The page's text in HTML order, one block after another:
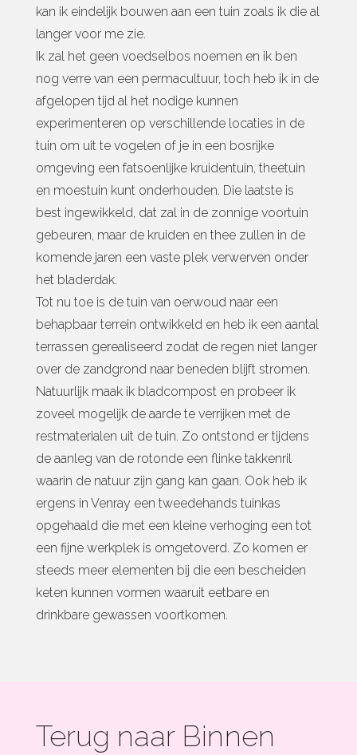
kan ik eindelijk bouwen aan een tuin zoals ik die al
langer voor me zie.
Ik zal het geen voedselbos noemen en ik ben
nog verre van een permacultuur, toch heb ik in de
afgelopen tijd al het nodige kunnen
experimenteren op verschillende locaties in de
tuin om uit te vogelen of je in een bosrijke
omgeving een fatsoenlijke kruidentuin, theetuin
en moestuin kunt onderhouden. Die laatste is
best ingewikkeld, dat zal in de zonnige voortuin
gebeuren, maar de kruiden en thee zullen in de
komende jaren een vaste plek verwerven onder
het bladerdak.
Tot nu toe is de tuin van oerwoud naar een
behapbaar terrein ontwikkeld en heb ik een aantal
terrassen gerealiseerd zodat de regen niet langer
over de zandgrond naar beneden blijft stromen.
Natuurlijk maak ik bladcompost en probeer ik
zoveel mogelijk de aarde te verrijken met de
restmaterialen uit de tuin. Zo ontstond er tijdens
de aanleg van de rotonde een flinke takkenril
waarin de natuur zijn gang kan gaan. Ook heb ik
ergens in Venray een tweedehands tuinkas
opgehaald die met een kleine verhoging een tot
een fijne werkplek is omgetoverd. Zo komen er
steeds meer elementen bij die een bescheiden
keten kunnen vormen waaruit eetbare en
drinkbare gewassen voortkomen.
Terug naar Binnen